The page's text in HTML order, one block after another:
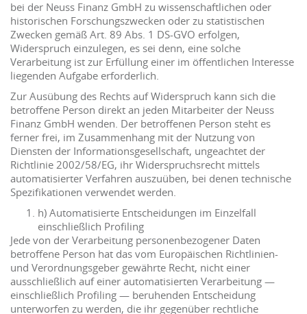
bei der Neuss Finanz GmbH zu wissenschaftlichen oder
historischen Forschungszwecken oder zu statistischen
Zwecken gemäß Art. 89 Abs. 1 DS-GVO erfolgen,
Widerspruch einzulegen, es sei denn, eine solche
Verarbeitung ist zur Erfüllung einer im öffentlichen Interesse
liegenden Aufgabe erforderlich.
Zur Ausübung des Rechts auf Widerspruch kann sich die
betroffene Person direkt an jeden Mitarbeiter der Neuss
Finanz GmbH wenden. Der betroffenen Person steht es
ferner frei, im Zusammenhang mit der Nutzung von
Diensten der Informationsgesellschaft, ungeachtet der
Richtlinie 2002/58/EG, ihr Widerspruchsrecht mittels
automatisierter Verfahren auszuüben, bei denen technische
Spezifikationen verwendet werden.
h) Automatisierte Entscheidungen im Einzelfall
einschließlich Profiling
Jede von der Verarbeitung personenbezogener Daten
betroffene Person hat das vom Europäischen Richtlinien-
und Verordnungsgeber gewährte Recht, nicht einer
ausschließlich auf einer automatisierten Verarbeitung —
einschließlich Profiling — beruhenden Entscheidung
unterworfen zu werden, die ihr gegenüber rechtliche